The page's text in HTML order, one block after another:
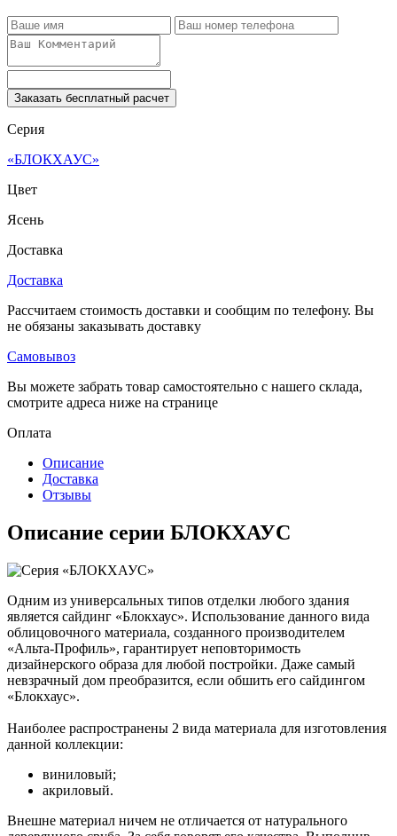
Заказать бесплатный расчет
Серия
«БЛОКХАУС»
Цвет
Ясень
Доставка
Доставка
Рассчитаем стоимость доставки и сообщим по телефону. Вы
не обязаны заказывать доставку
Самовывоз
Вы можете забрать товар самостоятельно с нашего склада,
смотрите адреса ниже на странице
Оплата
Описание
Доставка
Отзывы
Описание серии БЛОКХАУС
Одним из универсальных типов отделки любого здания
является сайдинг «Блокхаус». Использование данного вида
облицовочного материала, созданного производителем
«Альта-Профиль», гарантирует неповторимость
дизайнерского образа для любой постройки. Даже самый
невзрачный дом преобразится, если обшить его сайдингом
«Блокхаус».
Наиболее распространены 2 вида материала для изготовления
данной коллекции:
виниловый;
акриловый.
Внешне материал ничем не отличается от натурального